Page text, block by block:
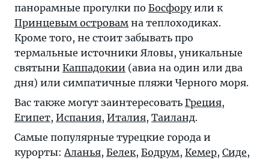
панорамные прогулки по Босфоруили к
Принцевым островам на теплоходиках.
Кроме того, не стоит забывать про
термальные источники Яловы, уникальные
святыни Каппадокии (авиа на один или два
дня) или симпатичные пляжи Черного моря.
Вас также могут заинтересовать Греция,
Египет, Испания, Италия, Таиланд.
Самые популярные турецкие города и
курорты:Аланья, Белек, Бодрум, Кемер, Сиде,